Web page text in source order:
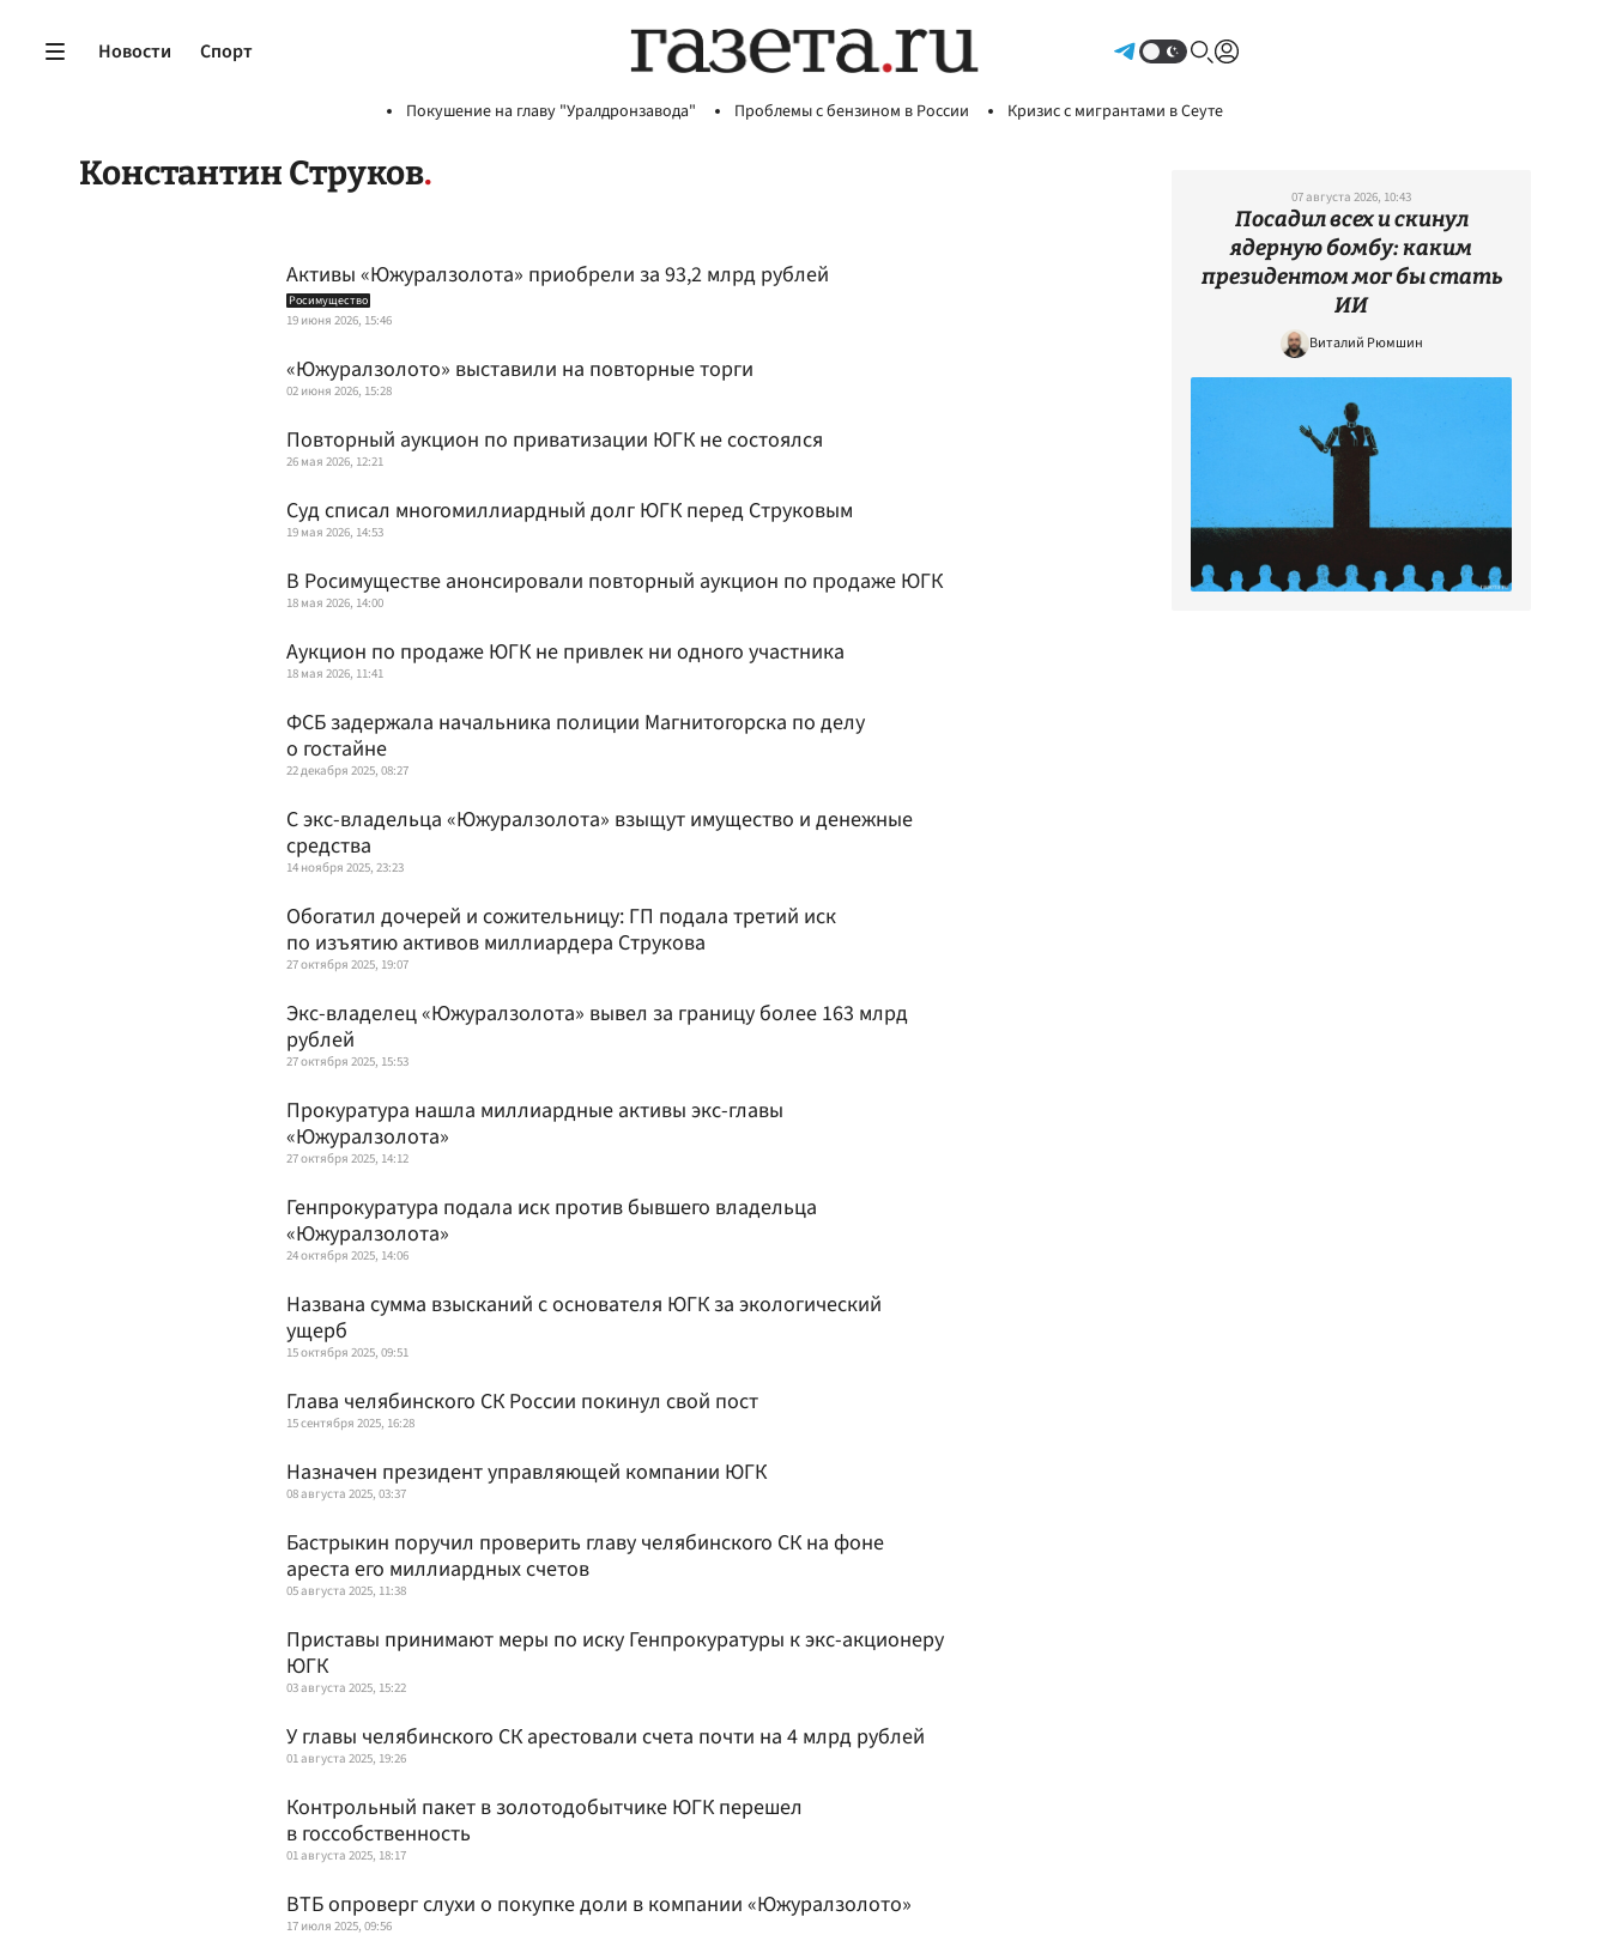
Новости Спорт
Покушение на главу "Уралдронзавода" Проблемы с бензином в России Кризис с мигрантами в Сеуте
Константин Струков
Активы «Южуралзолота» приобрели за 93,2 млрд рублей
Росимущество
19 июня 2026, 15:46
«Южуралзолото» выставили на повторные торги
02 июня 2026, 15:28
Повторный аукцион по приватизации ЮГК не состоялся
26 мая 2026, 12:21
Суд списал многомиллиардный долг ЮГК перед Струковым
19 мая 2026, 14:53
В Росимуществе анонсировали повторный аукцион по продаже ЮГК
18 мая 2026, 14:00
Аукцион по продаже ЮГК не привлек ни одного участника
18 мая 2026, 11:41
ФСБ задержала начальника полиции Магнитогорска по делу
о гостайне
22 декабря 2025, 08:27
С экс-владельца «Южуралзолота» взыщут имущество и денежные
средства
14 ноября 2025, 23:23
Обогатил дочерей и сожительницу: ГП подала третий иск
по изъятию активов миллиардера Струкова
27 октября 2025, 19:07
Экс-владелец «Южуралзолота» вывел за границу более 163 млрд
рублей
27 октября 2025, 15:53
Прокуратура нашла миллиардные активы экс-главы
«Южуралзолота»
27 октября 2025, 14:12
Генпрокуратура подала иск против бывшего владельца
«Южуралзолота»
24 октября 2025, 14:06
Названа сумма взысканий с основателя ЮГК за экологический
ущерб
15 октября 2025, 09:51
Глава челябинского СК России покинул свой пост
15 сентября 2025, 16:28
Назначен президент управляющей компании ЮГК
08 августа 2025, 03:37
Бастрыкин поручил проверить главу челябинского СК на фоне
ареста его миллиардных счетов
05 августа 2025, 11:38
Приставы принимают меры по иску Генпрокуратуры к экс-акционеру
ЮГК
03 августа 2025, 15:22
У главы челябинского СК арестовали счета почти на 4 млрд рублей
01 августа 2025, 19:26
Контрольный пакет в золотодобытчике ЮГК перешел
в госсобственность
01 августа 2025, 18:17
ВТБ опроверг слухи о покупке доли в компании «Южуралзолото»
17 июля 2025, 09:56
07 августа 2026, 10:43
Посадил всех и скинул
ядерную бомбу: каким
президентом мог бы стать
ИИ
Виталий Рюмшин